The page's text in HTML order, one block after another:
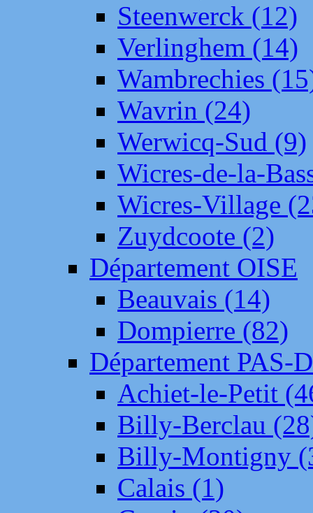
Steenwerck (12)
Verlinghem (14)
Wambrechies
Wavrin (24)
Werwicq-Sud (9)
Wicres-de-la-
Wicres-Village
Zuydcoote (2)
Département OISE
Beauvais (14)
Dompierre (82)
Département PAS-
Achiet-le-Petit
Billy-Berclau
Billy-Montigny
Calais (1)